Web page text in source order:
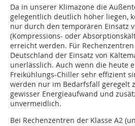
Da in unserer Klimazone die
gelegentlich deutlich höher liegen,
nur durch den temporären Einsatz
(Kompressions- oder
erreicht werden. Für
Deutschland der Einsatz von
unerlässlich. Auch wenn die heute
Freikühlungs-Chiller sehr effizient
werden nur im Bedarfsfall geregelt
gewisser Energieaufwand und
unvermeidlich.
Bei Rechenzentren der Klasse A2